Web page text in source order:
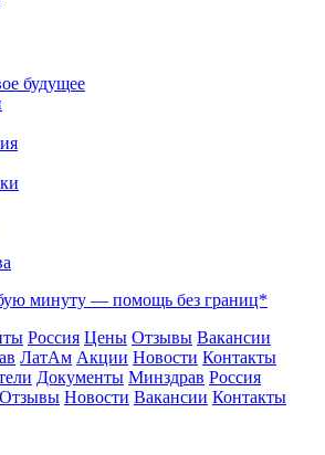
минуту — помощь без границ*
Россия Цены Отзывы Вакансии
ЛатАм Акции Новости Контакты
Документы Минздрав Россия
Отзывы Новости Вакансии Контакты